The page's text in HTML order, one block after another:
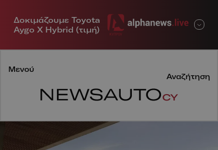
Δοκιμάζουμε Toyota
Aygo X Hybrid (τιμή)
Μενού
Αναζήτηση
Μενού